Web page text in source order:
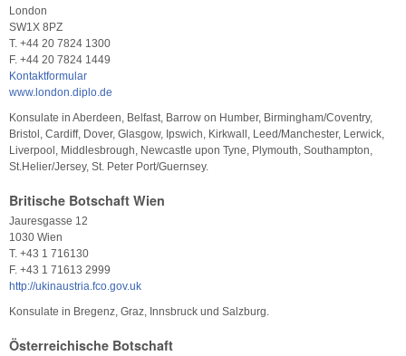
London
SW1X 8PZ
T. +44 20 7824 1300
F. +44 20 7824 1449
Kontaktformular
www.london.diplo.de
Konsulate in Aberdeen, Belfast, Barrow on Humber, Birmingham/Coventry,
Bristol, Cardiff, Dover, Glasgow, Ipswich, Kirkwall, Leed/Manchester, Lerwick,
Liverpool, Middlesbrough, Newcastle upon Tyne, Plymouth, Southampton,
St.Helier/Jersey, St. Peter Port/Guernsey.
Britische Botschaft Wien
Jauresgasse 12
1030 Wien
T. +43 1 716130
F. +43 1 71613 2999
http://ukinaustria.fco.gov.uk
Konsulate in Bregenz, Graz, Innsbruck und Salzburg.
Österreichische Botschaft